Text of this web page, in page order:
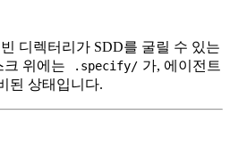
디렉터리가 SDD를 굴릴 수 있는
크 위에는
.specify/ 가, 에이전트
된 상태입니다.